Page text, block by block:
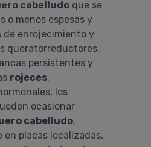
cabelludo que se
o menos espesas y
de enrojecimiento y
queratorreductores,
persistentes y
rojeces.
los
ocasionar
cabelludo,
placas localizadas,